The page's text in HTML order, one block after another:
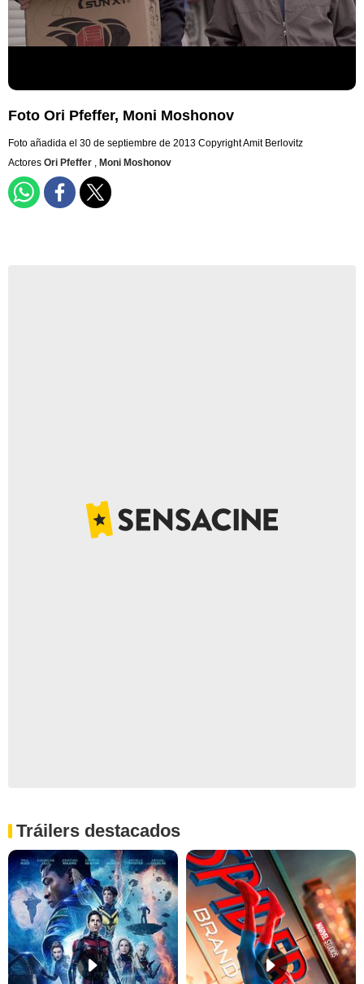
Foto Ori Pfeffer, Moni Moshonov
Foto añadida el 30 de septiembre de 2013 Copyright Amit Berlovitz
Actores Ori Pfeffer , Moni Moshonov
Tráilers destacados